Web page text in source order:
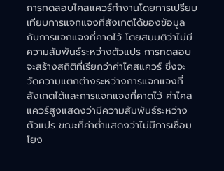
การทดสอบไคสแควร์ทำงานโดยการเปรียบ
เทียบการแจกแจงที่สังเกตได้ของข้อมูล
กับการแจกแจงที่คาดไว้ โดยสมมติว่าไม่มี
ความสัมพันธ์ระหว่างตัวแปร การทดสอบ
จะสร้างสถิติที่เรียกว่าค่าไคสแควร์ ซึ่งจะ
วัดความแตกต่างระหว่างการแจกแจงที่
สังเกตได้และการแจกแจงที่คาดไว้ ค่าไคส
แควร์สูงแสดงว่ามีความสัมพันธ์ระหว่าง
ตัวแปร ขณะที่ค่าต่ำแสดงว่าไม่มีการเชื่อม
โยง